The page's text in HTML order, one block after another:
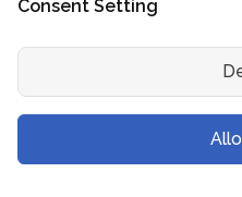
Joule/kilogram को
Joule/kilogram को
Joule/kilogram को Joule/
Joule/kilogram को Joule/
Joule/kilogram को Kilogray
Consent Setting